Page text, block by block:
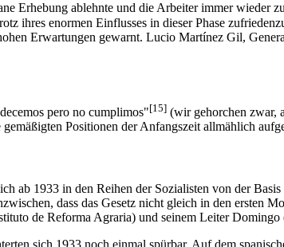
Erhebung ablehnte und die Arbeiter immer wieder
ihres enormen Einflusses in dieser Phase
Erwartungen gewarnt. Lucio Martínez Gil,
pero no cumplimos"[15] (wir gehorchen zwar,
Positionen der Anfangszeit allmählich
ab 1933 in den Reihen der Sozialisten von der
dass das Gesetz nicht gleich in den ersten
de Reforma Agraria) und seinem Leiter Domingo
sich 1933 noch einmal spürbar. Auf dem